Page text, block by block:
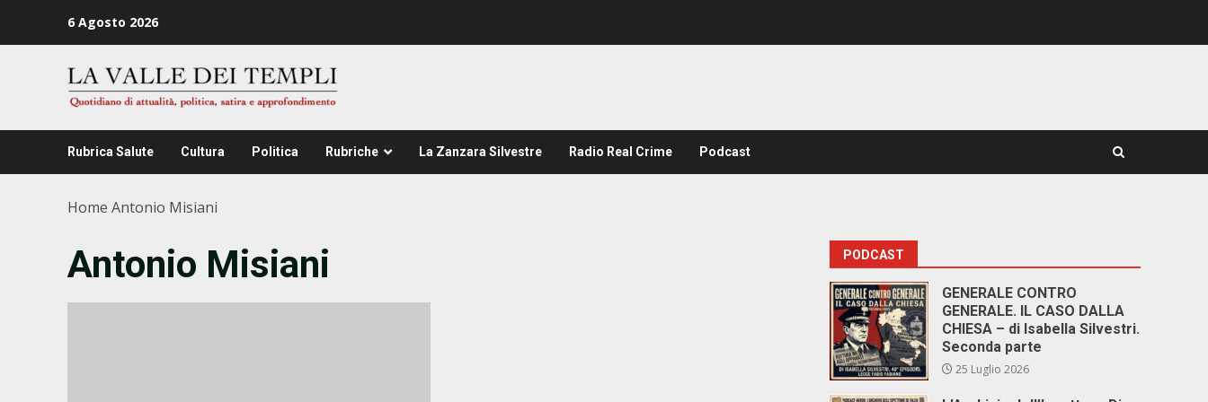
6 Agosto 2026
Rubrica Salute Cultura Politica Rubriche La Zanzara Silvestre Radio Real Crime Podcast
Home Antonio Misiani
Antonio Misiani PODCAST
GENERALE CONTRO
GENERALE. IL CASO DALLA
CHIESA – di Isabella Silvestri.
Seconda parte
25 Luglio 2026